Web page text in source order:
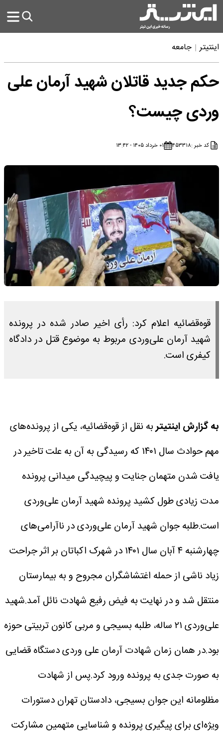
اینتیتر جامعه
حکم جدید قاتلان شهید آرمان علی‌
وردی چیست؟
کد خبر :۴۵۳۳۱۸ ۰۱ خرداد ۱۴۰۵ - ۱۳:۴۲
قوه‌قضائیه اعلام کرد: رأی اخیر صادر شده در پرونده
شهید آرمان علی‌وردی مربوط به موضوع قتل در دادگاه
کیفری است.
به گزارش اینتیتربه نقل از قوه‌قضائیه، یکی از پرونده‌های
مهم حوادث سال ۱۴۰۱ که رسیدگی به آن به علت تاخیر در
یافت شدن متهمان جنایت و پیچیدگی میدانی پرونده
مدت زیادی طول کشید پرونده شهید آرمان علی‌وردی
است.طلبه جوان شهید آرمان علی‌وردی در ناآرامی‌های
چهارشنبه ۴ آبان سال ۱۴۰۱ در شهرک اکباتان بر اثر جراحت
زیاد ناشی از حمله اغتشاشگران مجروح و به بیمارستان
منتقل شد و در نهایت به فیض رفیع شهادت نائل آمد.شهید
علی‌وردی ۲۱ ساله، طلبه بسیجی و مربی کانون تربیتی حوزه
بود.در همان زمان شهادت آرمان علی وردی دستگاه قضایی
به صورت جدی به پرونده ورود کرد.پس از شهادت
مظلومانه این جوان بسیجی، دادستان تهران دستورات
ویژه‌ای برای پیگیری پرونده و شناسایی متهمین مشارکت